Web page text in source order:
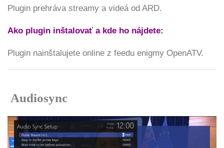
Plugin prehráva streamy a videá od ARD.
Ako plugin inštalovať a kde ho nájdete:
Plugin nainštalujete online z feedu enigmy OpenATV.
Audiosync